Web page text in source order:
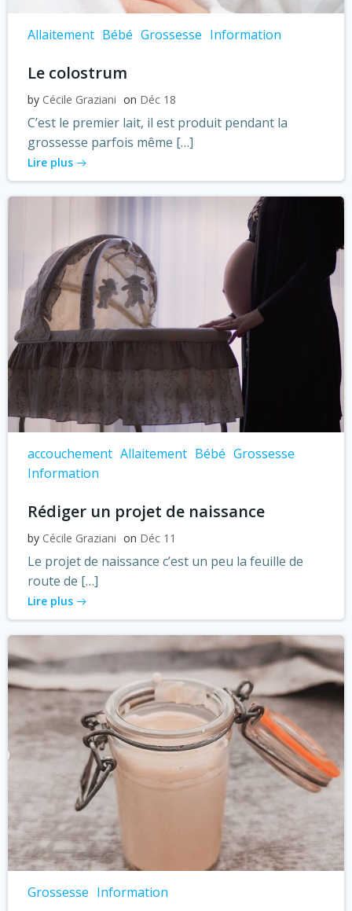
Allaitement Bébé Grossesse Information
Le colostrum
by Cécile Graziani on Déc 18
C’est le premier lait, il est produit pendant la
grossesse parfois même […]
Lire plus
accouchement Allaitement Bébé Grossesse
Information
Rédiger un projet de naissance
by Cécile Graziani on Déc 11
Le projet de naissance c’est un peu la feuille de
route de […]
Lire plus
Grossesse Information